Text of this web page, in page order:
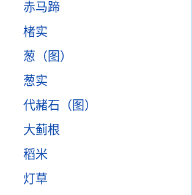
赤马蹄
楮实
葱（图）
葱实
代赭石（图）
大蓟根
稻米
灯草